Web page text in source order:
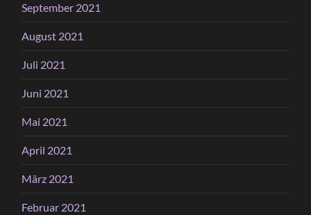
September 2021
August 2021
Juli 2021
Juni 2021
Mai 2021
April 2021
März 2021
Februar 2021